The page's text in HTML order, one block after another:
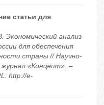
статьи для
анализ
для обеспечения
страны // Научно-
«Концепт». –
http://e-